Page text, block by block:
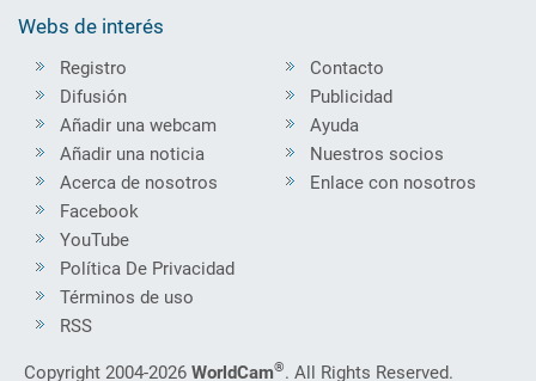
Webs de interés
Registro
Difusión
Añadir una webcam
Añadir una noticia
Acerca de nosotros
Contacto
Publicidad
Ayuda
Nuestros socios
Enlace con nosotros
Facebook
YouTube
Política De Privacidad
Términos de uso
RSS
Copyright 2004-2026 WorldCam®. All Rights Reserved.